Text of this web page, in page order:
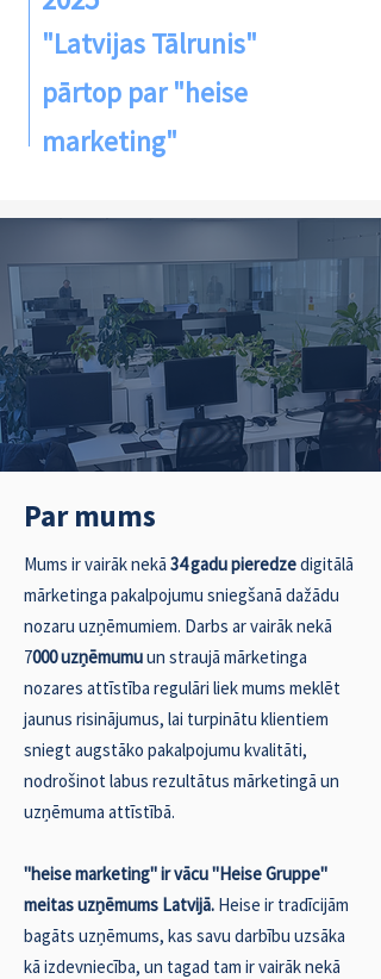
"Latvijas Tālrunis"
pārtop par "heise
marketing"
Par mums
Mums ir vairāk nekā 34 gadu pieredzedigitālā
mārketinga pakalpojumu sniegšanā dažādu
nozaru uzņēmumiem. Darbs ar vairāk nekā
7000 uzņēmumuun straujā mārketinga
nozares attīstība regulāri liek mums meklēt
jaunus risinājumus, lai turpinātu klientiem
sniegt augstāko pakalpojumu kvalitāti,
nodrošinot labus rezultātus mārketingā un
uzņēmuma attīstībā.
"heise marketing" ir vācu "Heise Gruppe"
meitas uzņēmums Latvijā. Heise ir tradīcijām
bagāts uzņēmums, kas savu darbību uzsāka
kā izdevniecība, un tagad tam ir vairāk nekā